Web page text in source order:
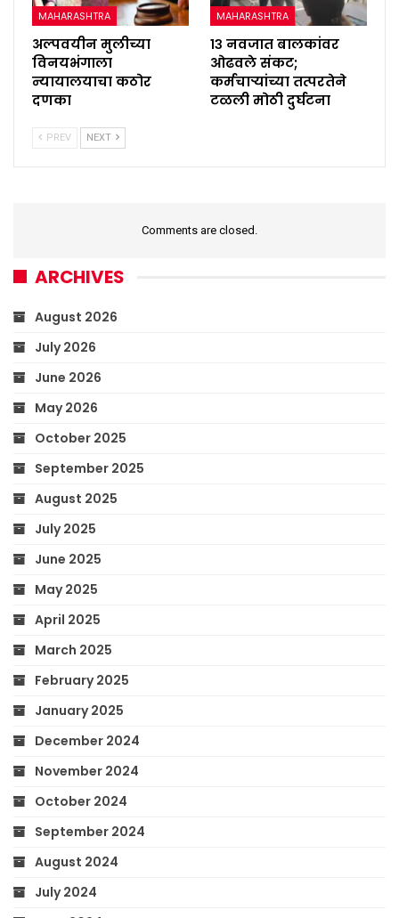
MAHARASHTRA
अल्पवयीन मुलीच्या
विनयभंगाला
न्यायालयाचा कठोर
दणका
MAHARASHTRA
१३ नवजात बालकांवर
ओढवले संकट;
कर्मचाऱ्यांच्या तत्परतेने
टळली मोठी दुर्घटना
PREV NEXT
Comments are closed.
ARCHIVES
August 2026
July 2026
June 2026
May 2026
October 2025
September 2025
August 2025
July 2025
June 2025
May 2025
April 2025
March 2025
February 2025
January 2025
December 2024
November 2024
October 2024
September 2024
August 2024
July 2024